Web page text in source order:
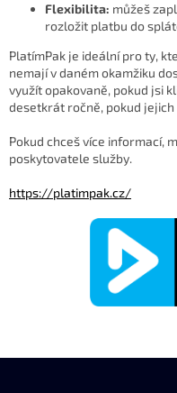
Flexibilita: můžeš
rozložit platbu do
PlatímPak je ideální pro ty,
nemají v daném okamžiku
využít opakovaně, pokud jsi
desetkrát ročně, pokud
Pokud chceš více informací,
poskytovatele služby.
https://platimpak.cz/